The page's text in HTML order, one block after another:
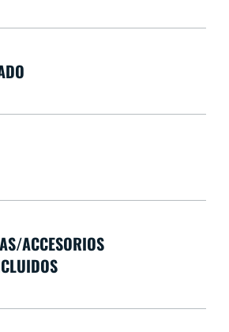
ACCESORIOS